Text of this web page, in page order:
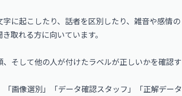
に起こしたり、話者を区別したり、雑音や感情の
取れる方に向いています。
そして他の人が付けたラベルが正しいかを確認す
画像選別」「データ確認スタッフ」「正解データ